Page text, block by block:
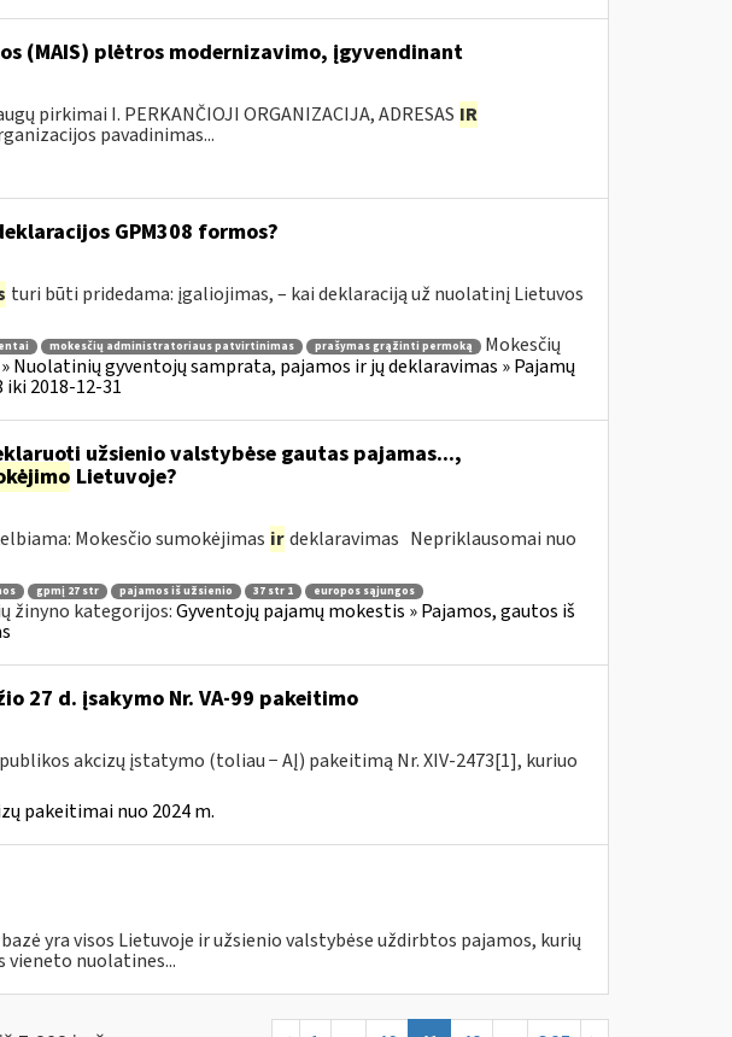
(MAIS) plėtros modernizavimo, įgyvendinant
pirkimai I. PERKANČIOJI ORGANIZACIJA, ADRESAS IR
pavadinimas...
GPM308 formos?
turi būti pridedama: įgaliojimas, – kai deklaraciją už nuolatinį Lietuvos
mokesčių administratoriaus patvirtinimas prašymas grąžinti permoką
Mokesčių
Nuolatinių gyventojų samprata, pajamos ir jų deklaravimas » Pajamų
2018-12-31
užsienio valstybėse gautas pajamas...,
Lietuvoje?
Mokesčio sumokėjimas ir deklaravimas Nepriklausomai nuo
gpmį 27 str pajamos iš užsienio 37 str 1
europos sąjungos
žinyno kategorijos:Gyventojų pajamų mokestis » Pajamos, gautos iš
27 d. įsakymo Nr. VA-99 pakeitimo
akcizų įstatymo (toliau − AĮ) pakeitimą Nr. XIV-2473[1], kuriuo
pakeitimai nuo 2024 m.
yra visos Lietuvoje ir užsienio valstybėse uždirbtos pajamos, kurių
vieneto nuolatines...